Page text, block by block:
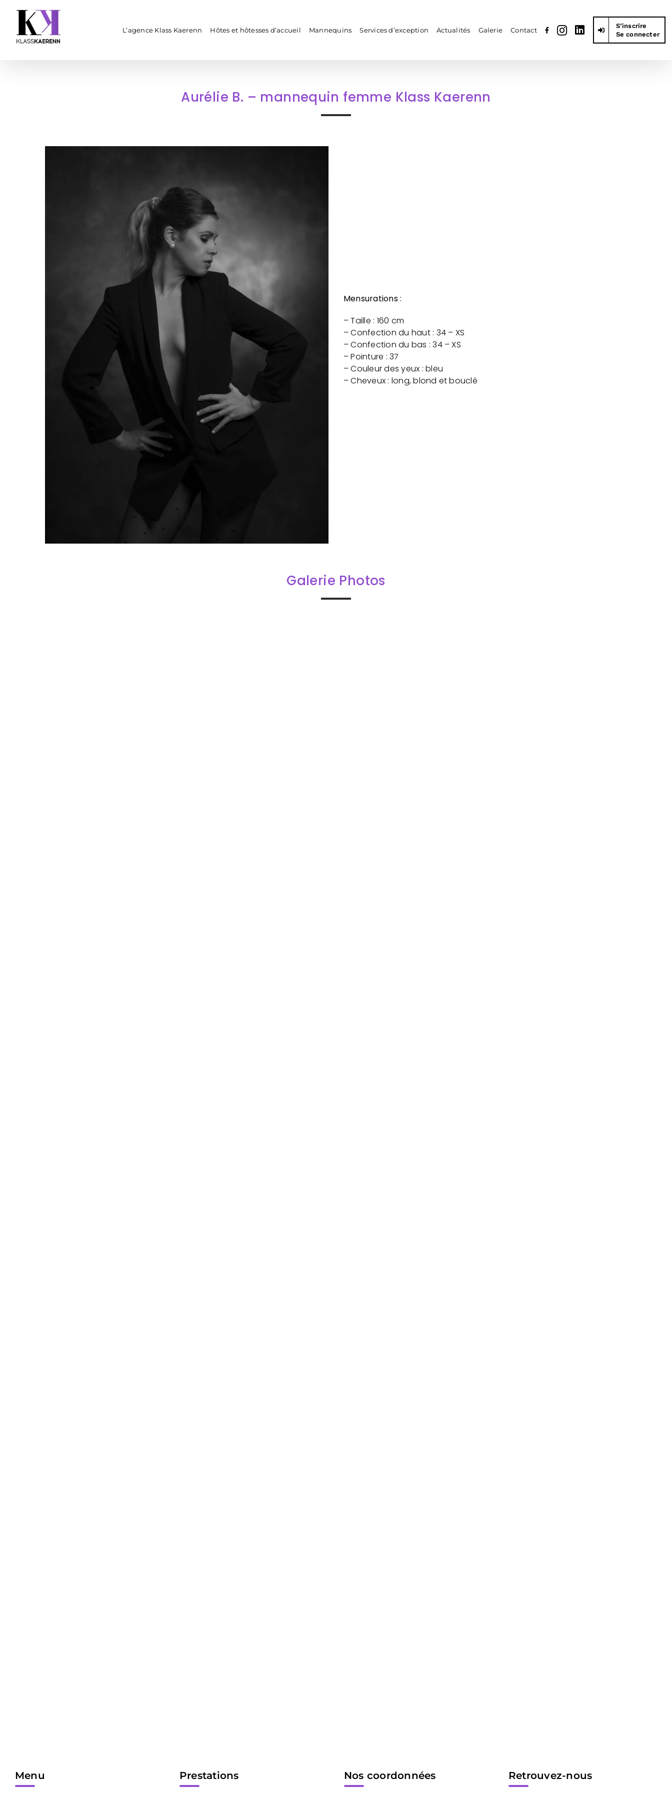
contenu
L’agence Klass Kaerenn Hôtes et hôtesses d’accueil Mannequins Services d’exception Actualités Galerie Contact
S’inscrire
Se connecter
Aurélie B. – mannequin femme Klass Kaerenn
Mensurations :
– Taille : 160 cm
– Confection du haut : 34 – XS
– Confection du bas : 34 – XS
– Pointure : 37
– Couleur des yeux : bleu
– Cheveux : long, blond et bouclé
Galerie Photos
Menu Prestations Nos coordonnées Retrouvez-nous